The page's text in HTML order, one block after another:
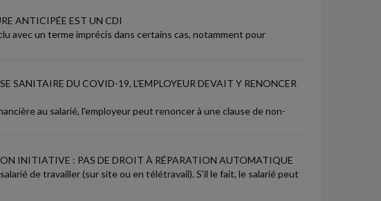
ANTICIPÉE EST UN CDI
avec un terme imprécis dans certains cas, notamment pour
SANITAIRE DU COVID-19, L'EMPLOYEUR DEVAIT Y RENONCER
au salarié, l'employeur peut renoncer à une clause de non-
INITIATIVE : PAS DE DROIT À RÉPARATION AUTOMATIQUE
de travailler (sur site ou en télétravail). S'il le fait, le salarié peut